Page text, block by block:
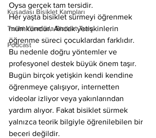
Kuşadası Bisiklet Kampları
Tarihi Yarımada Bisiklet Turu
Podcast
Oysa gerçek tam tersidir.
Her yaşta bisiklet sürmeyi öğrenmek
mümkündür. Ancak yetişkinlerin
öğrenme süreci çocuklardan farklıdır.
Bu nedenle doğru yöntemler ve
profesyonel destek büyük önem taşır.
Bugün birçok yetişkin kendi kendine
öğrenmeye çalışıyor, internetten
videolar izliyor veya yakınlarından
yardım alıyor. Fakat bisiklet sürmek
yalnızca teorik bilgiyle öğrenilebilen bir
beceri değildir.